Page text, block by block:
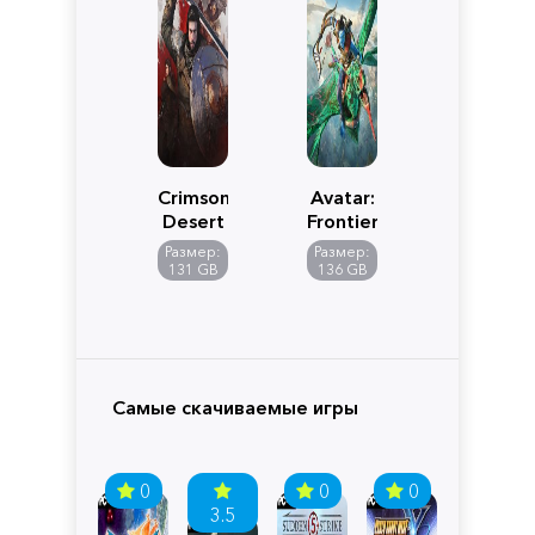
Crimson
Desert
Размер:
131 GB
Avatar:
Frontiers
of
Pandora
Размер:
136 GB
Самые скачиваемые игры
0
3.5
0 0